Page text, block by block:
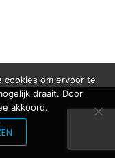
cookies om ervoor te
draait. Door
akkoord.